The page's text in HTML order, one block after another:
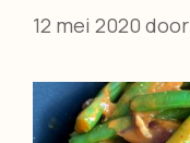
12 mei 2020 door